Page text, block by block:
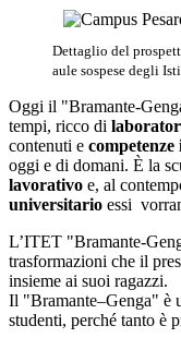
Dettaglio del
aule sospese degli
Oggi il "Bramante-
tempi, ricco di
contenuti e
oggi e di domani. È la
lavorativo e, al
universitario essi
L’ITET "Bramante-
trasformazioni che il
insieme ai suoi ragazzi.
Il "Bramante–Genga" è
studenti, perché tanto è